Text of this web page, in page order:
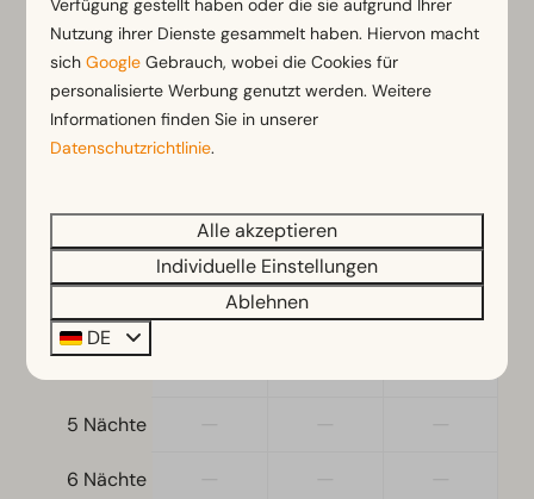
10-08-2026 11-08-2026
So
9 Aug
— — —
3 Nächte — — —
5 Nächte
6 Nächte
Nutzung ihrer Dienste gesammelt haben. Hiervon macht
sichGoogle Gebrauch, wobei die Cookies für
personalisierte Werbung genutzt werden. Weitere
Informationen finden Sie in unserer
Datenschutzrichtlinie.
Alle akzeptieren
Individuelle Einstellungen
Ablehnen
DE